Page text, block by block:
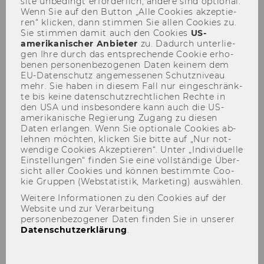
Symposium
Unternehmenssteuerrecht
13.03.2013
Wenn Sie auf den But­ton „Alle Coo­kies ak­zep­tie­
ren“ kli­cken, dann stim­men Sie allen Coo­kies zu.
Sie stim­men damit auch den Coo­kies US-​
amerikanischer An­bie­ter zu. Da­durch un­ter­lie­
gen Ihre durch das ent­spre­chen­de Coo­kie er­ho­
be­nen per­so­nen­be­zo­ge­nen Daten kei­nem dem
EU-​Datenschutz an­ge­mes­se­nen Schutz­ni­veau
mehr. Sie haben in die­sem Fall nur ein­ge­schränk­
te bis keine da­ten­schutz­recht­li­chen Rech­te in
den USA und ins­be­son­de­re kann auch die US-​
amerikanische Re­gie­rung Zu­gang zu die­sen
Daten er­lan­gen. Wenn Sie op­tio­na­le Coo­kies ab­
leh­nen möch­ten, kli­cken Sie bitte auf „Nur not­
wen­di­ge Coo­kies Ak­zep­tie­ren“. Unter „In­di­vi­du­el­le
Ein­stel­lun­gen“ fin­den Sie eine voll­stän­di­ge Über­
sicht aller Coo­kies und kön­nen be­stimm­te Coo­
kie Grup­pen (Web­sta­tis­tik, Mar­ke­ting) aus­wäh­len.
Weitere Informationen zu den Cookies auf der
Website und zur Verarbeitung
personenbezogener Daten finden Sie in unserer
Datenschutzerklärung.